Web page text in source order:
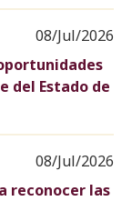
08/Jul/2026
del Estado de
08/Jul/2026
reconocer las